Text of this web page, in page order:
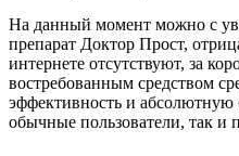
На данный момент можно с
препарат Доктор Прост,
интернете отсутствуют, за
востребованным средством
эффективность и абсолютную
обычные пользователи, так и